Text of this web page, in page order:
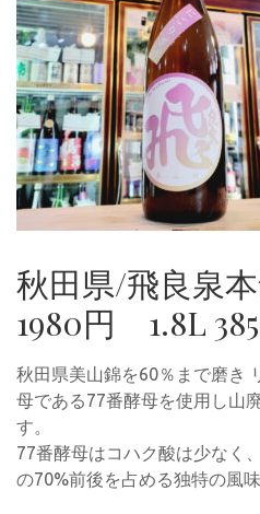
秋田県/飛良泉
1980円 1.8L
秋田県美山錦を60％まで磨き
母である77番酵母を使用し山
す。
77番酵母はコハク酸は少なく
の70%前後を占める独特の風味